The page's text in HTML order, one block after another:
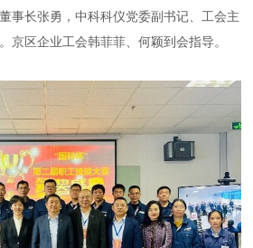
事长张勇，中科科仪党委副书记、工会主
京区企业工会韩菲菲、何颖到会指导。